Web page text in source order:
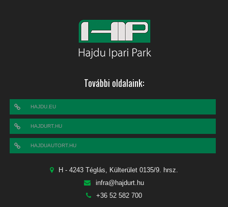
További oldalaink:
HAJDU.EU
HAJDURT.HU
HAJDUAUTORT.HU
H - 4243 Téglás, Külterület 0135/9. hrsz.
infra@hajdurt.hu
+36 52 582 700